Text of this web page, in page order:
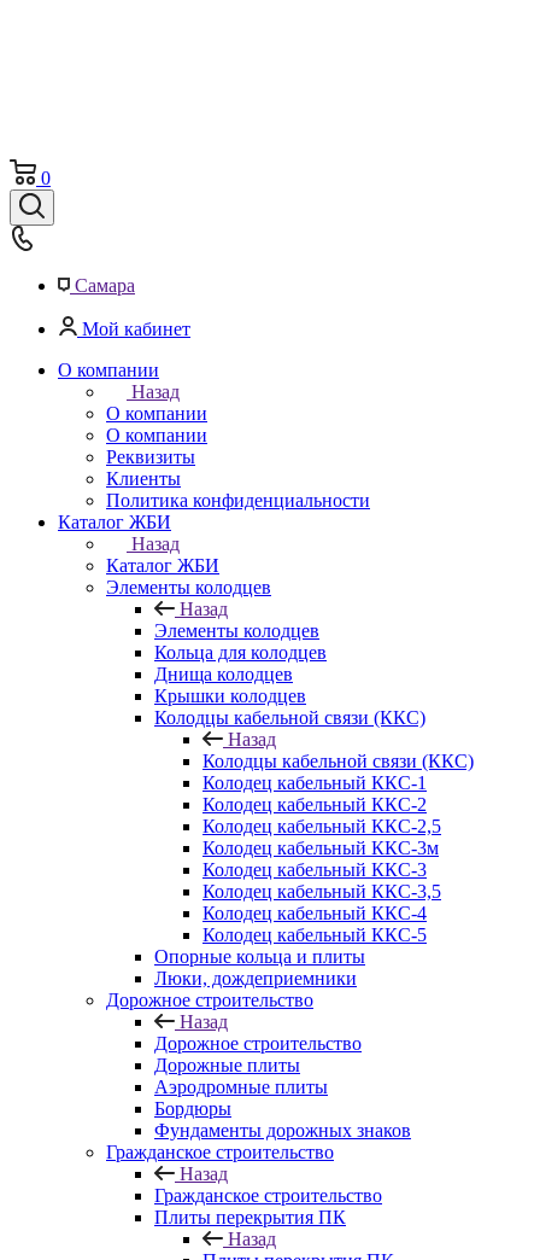
0
Самара
Мой кабинет
О компании
Назад
О компании
О компании
Реквизиты
Клиенты
Политика конфиденциальности
Каталог ЖБИ
Назад
Каталог ЖБИ
Элементы колодцев
Назад
Элементы колодцев
Кольца для колодцев
Днища колодцев
Крышки колодцев
Колодцы кабельной связи (ККС)
Назад
Колодцы кабельной связи (ККС)
Колодец кабельный ККС-1
Колодец кабельный ККС-2
Колодец кабельный ККС-2,5
Колодец кабельный ККС-3м
Колодец кабельный ККС-3
Колодец кабельный ККС-3,5
Колодец кабельный ККС-4
Колодец кабельный ККС-5
Опорные кольца и плиты
Люки, дождеприемники
Дорожное строительство
Назад
Дорожное строительство
Дорожные плиты
Аэродромные плиты
Бордюры
Фундаменты дорожных знаков
Гражданское строительство
Назад
Гражданское строительство
Плиты перекрытия ПК
Назад